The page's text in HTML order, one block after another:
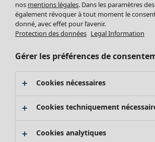
Promos SOLDES
Nouvel arrivage
nos mentions légales. Dans les paramètres
également révoquer à tout moment le
donné, avec effet pour l’avenir.
Protection des données Legal Information
Gérer les préférences de
Cookies nécessaires
Cookies techniquement
Cookies analytiques